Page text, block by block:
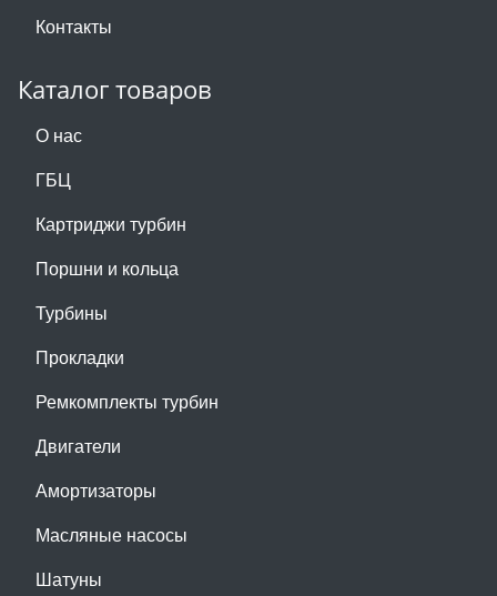
Контакты
Каталог товаров
О нас
ГБЦ
Картриджи турбин
Поршни и кольца
Турбины
Прокладки
Ремкомплекты турбин
Двигатели
Амортизаторы
Масляные насосы
Шатуны